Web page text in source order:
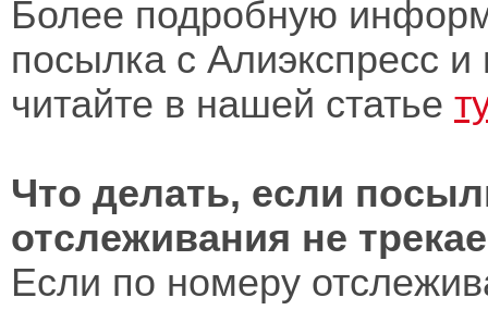
Более подробную
посылка с Алиэкспресс
читайте в нашей статье
Что делать, если
отслеживания не
Если по номеру